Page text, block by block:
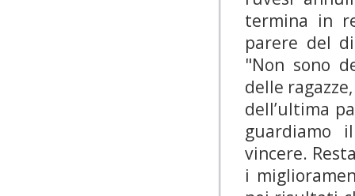
termina in
parere del
"Non sono
delle
dell’ultima
guardiamo
vincere.
i